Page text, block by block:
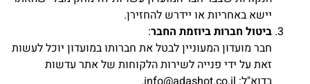
יישא באחריות או יידרש להחזירן.
ביטול חברות ביוזמת החבר:
חבר מועדון המעוניין לבטל את חברותו במועדון יוכל לעשות
זאת על ידי פנייה לשירות הלקוחות של אתר עדשות